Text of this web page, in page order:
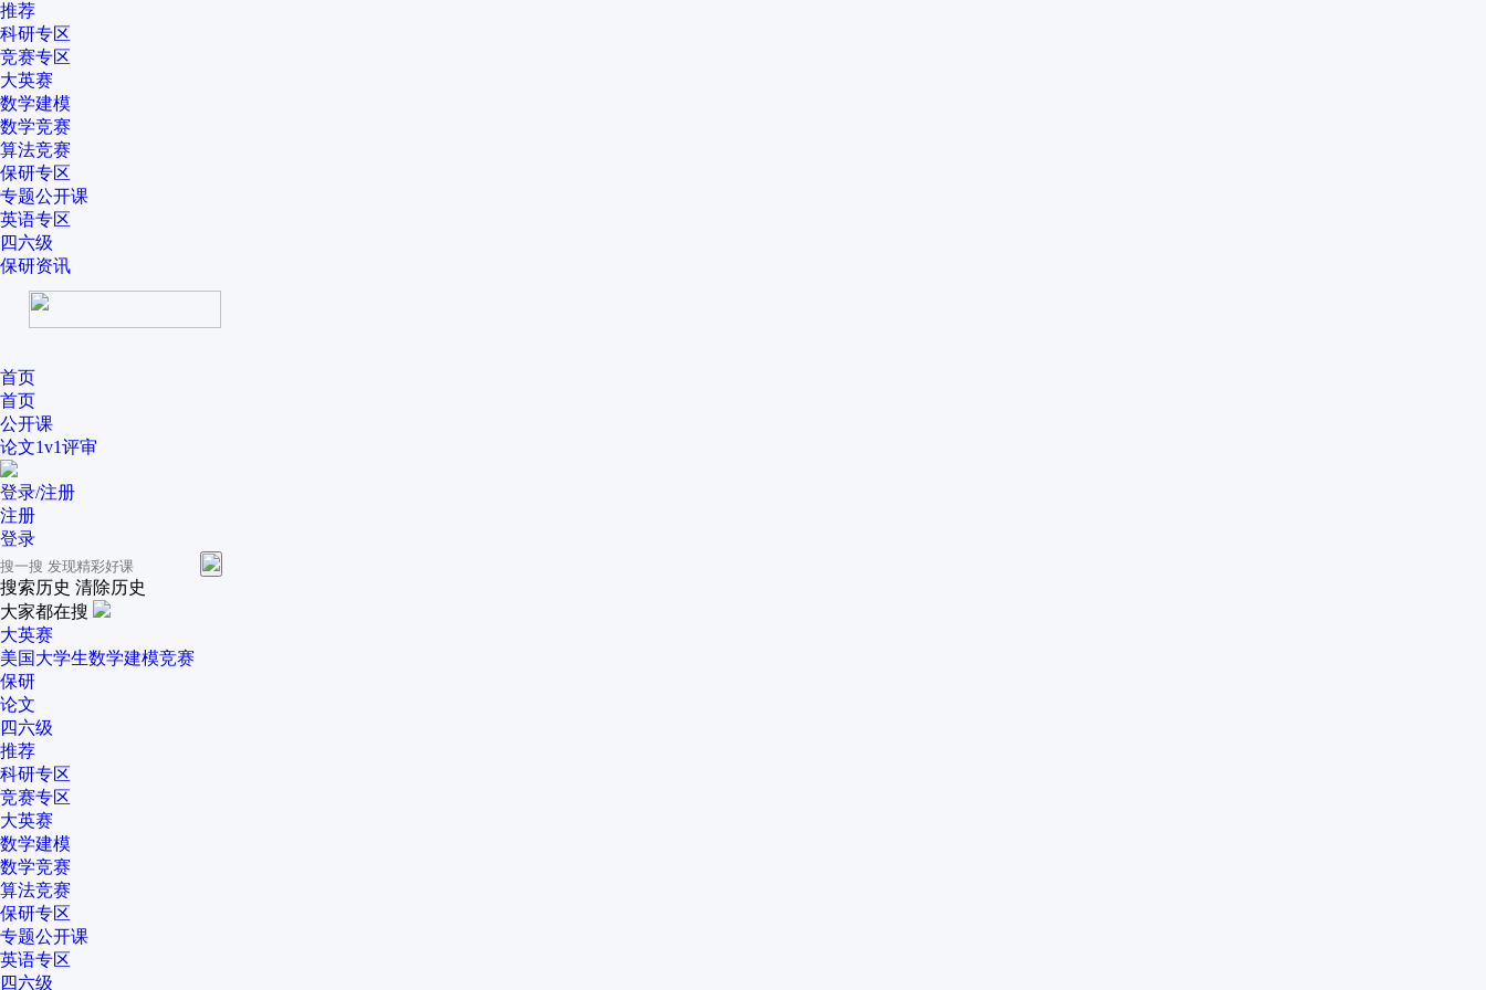
推荐
科研专区
竞赛专区
大英赛
数学建模
数学竞赛
算法竞赛
保研专区
专题公开课
英语专区
四六级
保研资讯
首页
首页
公开课
论文1v1评审
登录/注册
注册
登录
搜索历史 清除历史
大家都在搜
大英赛
美国大学生数学建模竞赛
保研
论文
四六级
推荐
科研专区
竞赛专区
大英赛
数学建模
数学竞赛
算法竞赛
保研专区
专题公开课
英语专区
四六级